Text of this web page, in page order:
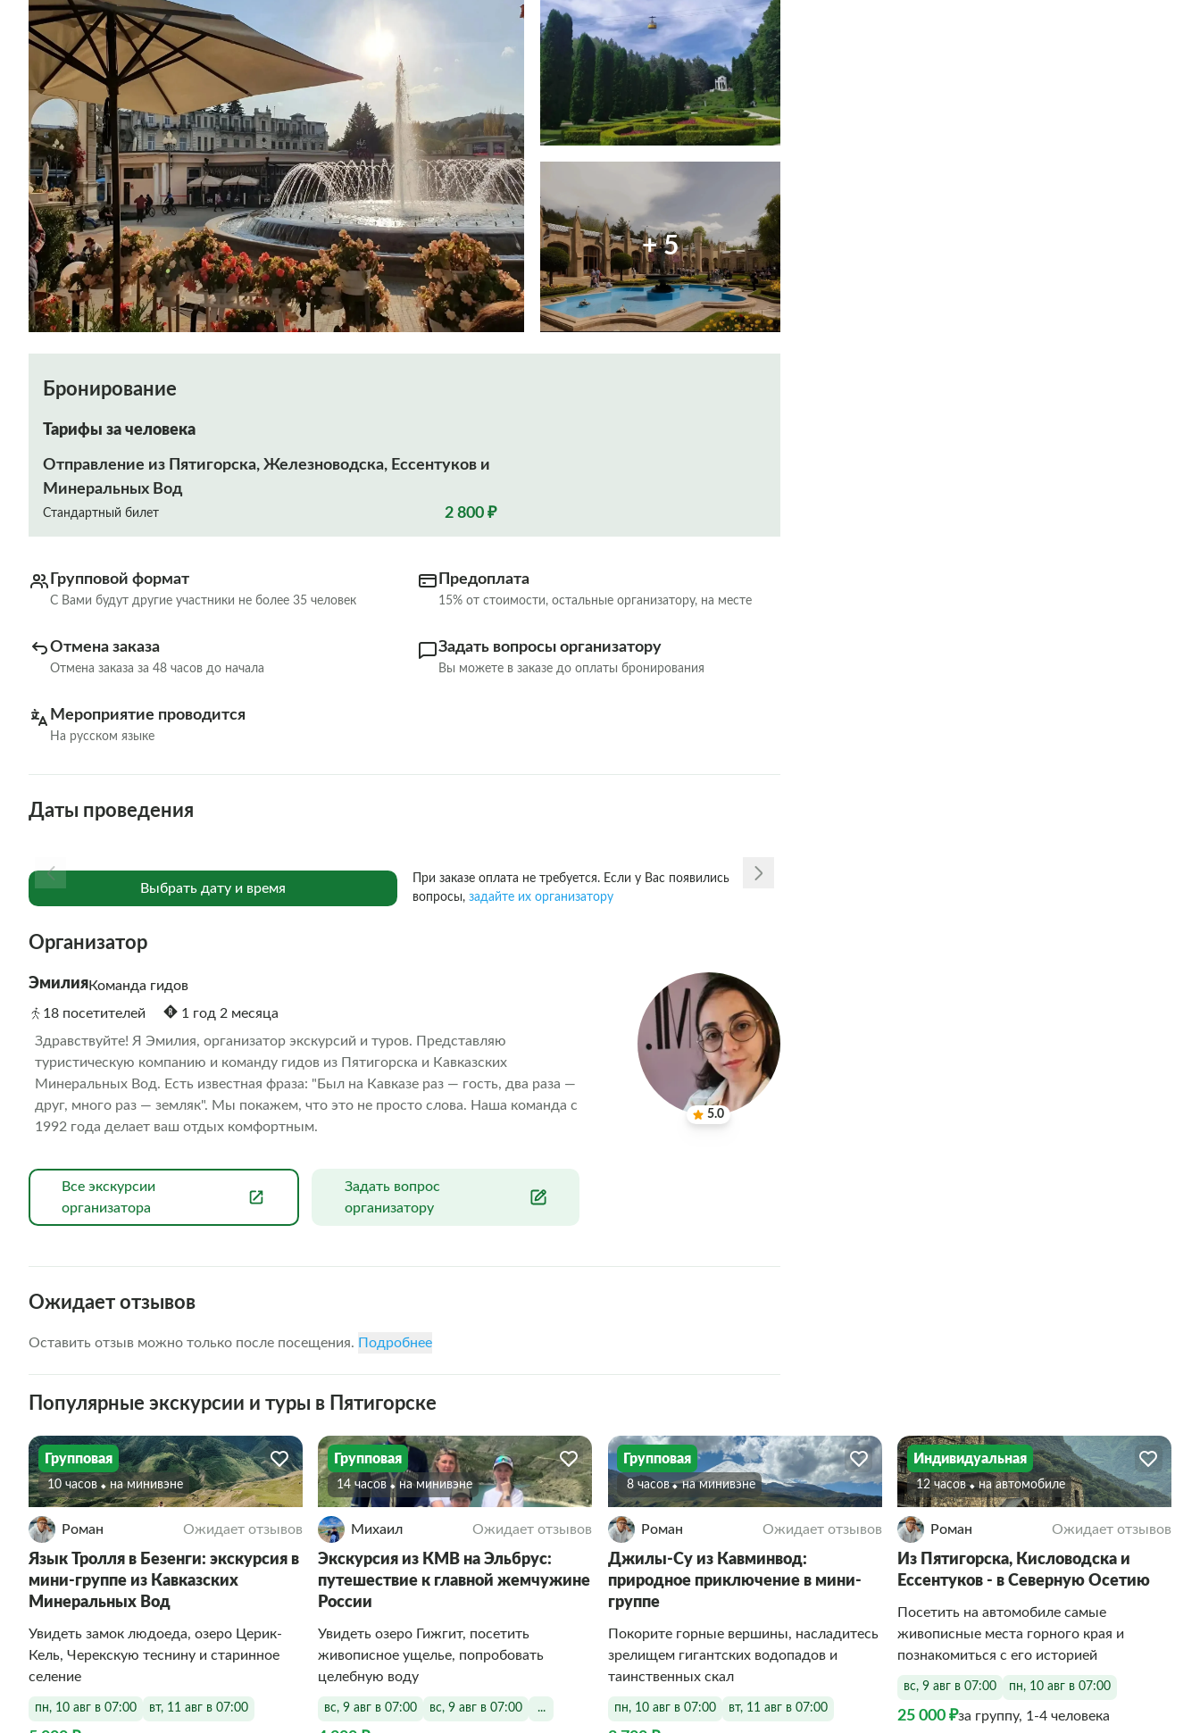
+ 5
Бронирование
Тарифы за человека
Отправление из Пятигорска, Железноводска, Ессентуков и
Минеральных Вод
Стандартный билет 2 800 ₽
Групповой формат
С Вами будут другие участники не более 35 человек
Предоплата
15% от стоимости, остальные организатору, на месте
Отмена заказа
Отмена заказа за 48 часов до начала
Задать вопросы организатору
Вы можете в заказе до оплаты бронирования
Мероприятие проводится
На русском языке
Даты проведения
Выбрать дату и время
При заказе оплата не требуется. Если у Вас появились
вопросы,задайте их организатору
Организатор
ЭмилияКоманда гидов
18 посетителей
1 год 2 месяца
Здравствуйте! Я Эмилия, организатор экскурсий и туров. Представляю
туристическую компанию и команду гидов из Пятигорска и Кавказских
Минеральных Вод. Есть известная фраза: "Был на Кавказе раз — гость, два раза —
друг, много раз — земляк". Мы покажем, что это не просто слова. Наша команда с
1992 года делает ваш отдых комфортным.
Все экскурсии
организатора
Задать вопрос
организатору
5.0
Ожидает отзывов
Оставить отзыв можно только после посещения. Подробнее
Популярные экскурсии и туры в Пятигорске
Групповая
10 часов На минивэне
Роман Ожидает отзывов
Язык Тролля в Безенги: экскурсия в
мини-группе из Кавказских
Минеральных Вод
Увидеть замок людоеда, озеро Церик-
Кель, Черекскую теснину и старинное
селение
пн, 10 авг в 07:00 вт, 11 авг в 07:00
Групповая
14 часов На минивэне
Михаил Ожидает отзывов
Экскурсия из КМВ на Эльбрус:
путешествие к главной жемчужине
России
Увидеть озеро Гижгит, посетить
живописное ущелье, попробовать
целебную воду
вс, 9 авг в 07:00 вс, 9 авг в 07:00 ...
Групповая
8 часов На минивэне
Роман Ожидает отзывов
Джилы-Су из Кавминвод:
природное приключение в мини-
группе
Покорите горные вершины, насладитесь
зрелищем гигантских водопадов и
таинственных скал
пн, 10 авг в 07:00 вт, 11 авг в 07:00
Индивидуальная
12 часов На автомобиле
Роман Ожидает отзывов
Из Пятигорска, Кисловодска и
Ессентуков - в Северную Осетию
Посетить на автомобиле самые
живописные места горного края и
познакомиться с его историей
вс, 9 авг в 07:00 пн, 10 авг в 07:00
25 000 ₽за группу, 1-4 человека